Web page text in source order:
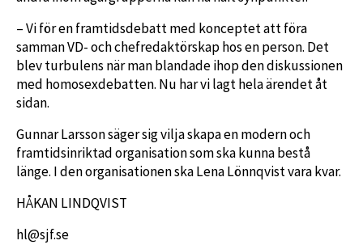
– Vi för en framtidsdebatt med konceptet att föra
samman VD- och chefredaktörskap hos en person. Det
blev turbulens när man blandade ihop den diskussionen
med homosexdebatten. Nu har vi lagt hela ärendet åt
sidan.
Gunnar Larsson säger sig vilja skapa en modern och
framtidsinriktad organisation som ska kunna bestå
länge. I den organisationen ska Lena Lönnqvist vara kvar.
HÅKAN LINDQVIST
hl@sjf.se